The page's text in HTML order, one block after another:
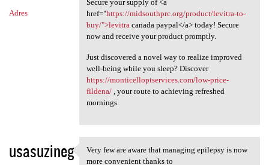
Adres
Secure your supply of <a
href="https://midsouthprc.org/product/levitra-to-
buy/">levitracanada paypal</a> today! Secure
now and receive your product promptly.
Just discovered a novel way to realize improved
well-being while you sleep? Discover
https://monticelloptservices.com/low-price-
fildena/, your route to achieving refreshed
mornings.
usasuzineg Very few are aware that
Very few are aware that managing epilepsy is now
more convenient thanks to